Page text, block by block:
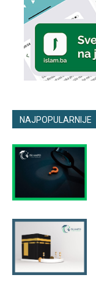
NAJPOPULARNIJE